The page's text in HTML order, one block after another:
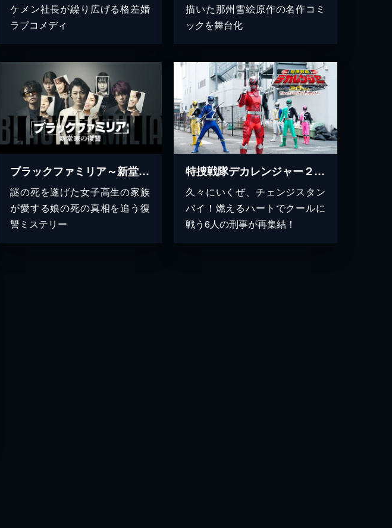
ケメン社長が繰り広げる格差婚
ラブコメディ
描いた那州雪絵原作の名作コミ
ックを舞台化
ブラックファミリア～新堂家の復讐～
謎の死を遂げた女子高生の家族
が愛する娘の死の真相を追う復
讐ミステリー
特捜戦隊デカレンジャー２０ｔｈ ファイヤーボール・ブースター
久々にいくぜ、チェンジスタン
バイ！燃えるハートでクールに
戦う6人の刑事が再集結！